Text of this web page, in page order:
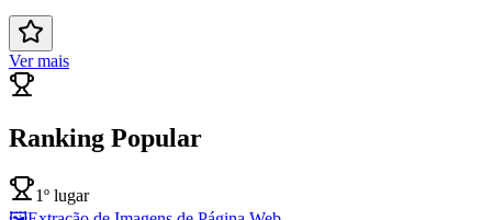
Ver mais
Ranking Popular
1º lugar